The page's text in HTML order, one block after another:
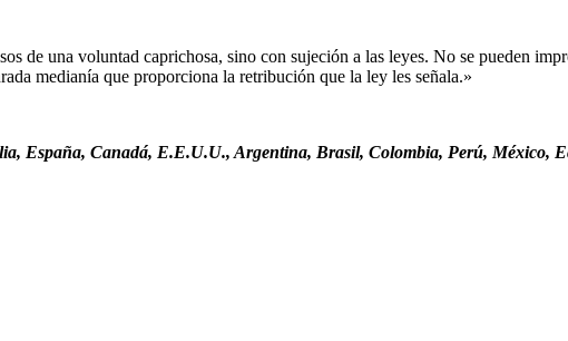
de una voluntad caprichosa, sino con sujeción a las leyes. No se pueden
medianía que proporciona la retribución que la ley les señala.»
España, Canadá, E.E.U.U., Argentina, Brasil, Colombia, Perú, México,